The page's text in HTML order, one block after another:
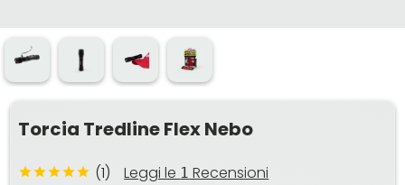
Torcia Tredline Flex Nebo
(1) Leggi le 1 Recensioni